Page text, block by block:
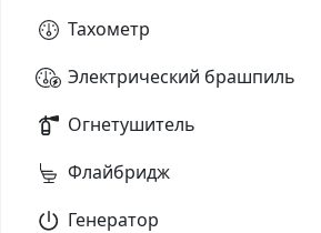
Тахометр
Электрический брашпиль
Огнетушитель
Флайбридж
Генератор